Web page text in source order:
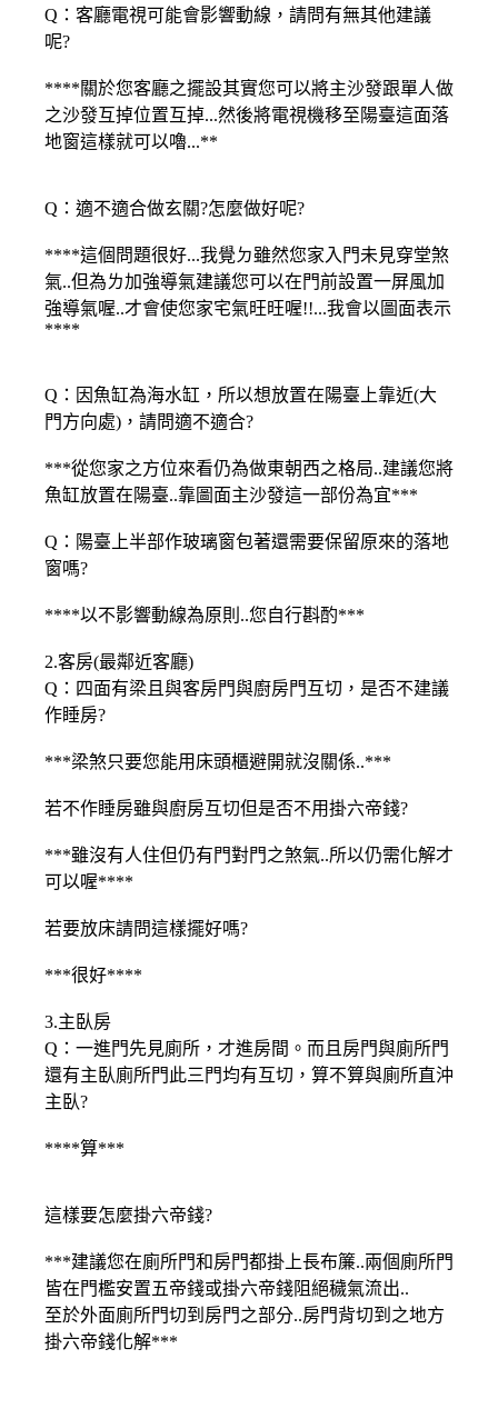
Q：客廳電視可能會影響動線，請問有無其他建議
呢?
****關於您客廳之擺設其實您可以將主沙發跟單人做
之沙發互掉位置互掉...然後將電視機移至陽臺這面落
地窗這樣就可以嚕...**
Q：適不適合做玄關?怎麼做好呢?
****這個問題很好...我覺ㄉ雖然您家入門未見穿堂煞
氣..但為ㄌ加強導氣建議您可以在門前設置一屏風加
強導氣喔..才會使您家宅氣旺旺喔!!...我會以圖面表示
****
Q：因魚缸為海水缸，所以想放置在陽臺上靠近(大
門方向處)，請問適不適合?
***從您家之方位來看仍為做東朝西之格局..建議您將
魚缸放置在陽臺..靠圖面主沙發這一部份為宜***
Q：陽臺上半部作玻璃窗包著還需要保留原來的落地
窗嗎?
****以不影響動線為原則..您自行斟酌***
2.客房(最鄰近客廳)
Q：四面有梁且與客房門與廚房門互切，是否不建議
作睡房?
***梁煞只要您能用床頭櫃避開就沒關係..***
若不作睡房雖與廚房互切但是否不用掛六帝錢?
***雖沒有人住但仍有門對門之煞氣..所以仍需化解才
可以喔****
若要放床請問這樣擺好嗎?
***很好****
3.主臥房
Q：一進門先見廁所，才進房間。而且房門與廁所門
還有主臥廁所門此三門均有互切，算不算與廁所直沖
主臥?
****算***
這樣要怎麼掛六帝錢?
***建議您在廁所門和房門都掛上長布簾..兩個廁所門
皆在門檻安置五帝錢或掛六帝錢阻絕穢氣流出..
至於外面廁所門切到房門之部分..房門背切到之地方
掛六帝錢化解***